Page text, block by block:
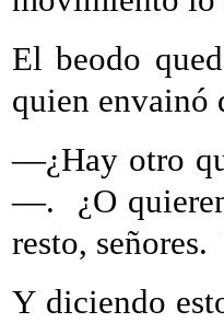
El beodo
quien envainó
—¿Hay otro
—.
¿O
resto, señores.
Y diciendo